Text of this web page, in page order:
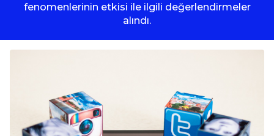
fenomenlerinin etkisi ile ilgili değerlendirmeler
alındı.